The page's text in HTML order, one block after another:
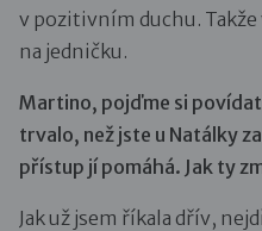
v pozitivním duchu.
na jedničku.
Martino, pojďme si
trvalo, než jste u Natálky
přístup jí pomáhá. Jak ty
Jak už jsem říkala dřív,